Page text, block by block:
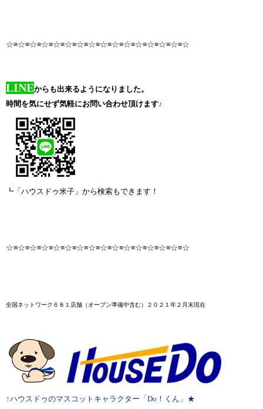
☆≡☆≡☆≡☆≡☆≡☆≡☆≡☆≡☆≡☆≡☆≡☆≡☆≡☆≡☆≡☆
LINEからも出来るようになりました。
時間を気にせず気軽にお問い合わせ頂けます♪
┗「ハウスドゥ米子」から検索もできます！
☆≡☆≡☆≡☆≡☆≡☆≡☆≡☆≡☆≡☆≡☆≡☆≡☆≡☆≡☆≡☆
全国ネットワーク６８１店舗 （オープン準備中含む）２０２１年２月末現在
↑ハウスドゥのマスコットキャラクター「Do！くん」★